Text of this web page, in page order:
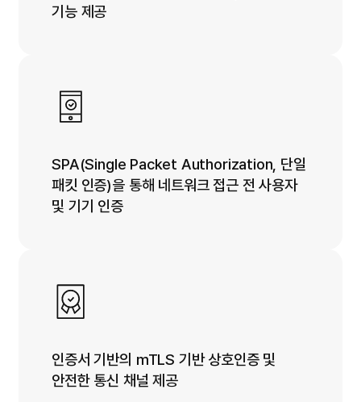
기능 제공
SPA(Single Packet Authorization, 단일
패킷 인증)을 통해 네트워크 접근 전 사용자
및 기기 인증
인증서 기반의 mTLS 기반 상호인증 및
안전한 통신 채널 제공